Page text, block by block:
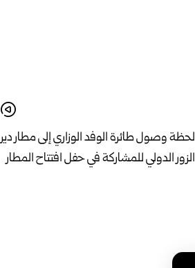
لحظة وصول طائرة الوفد الوزاري إلى مطار دير
الزور الدولي للمشاركة في حفل افتتاح المطار